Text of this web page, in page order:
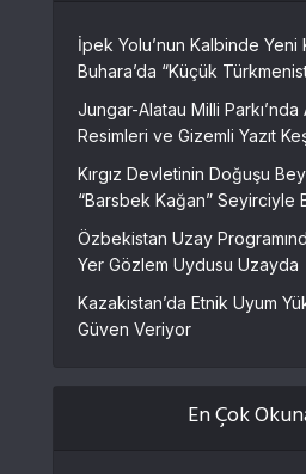
İpek Yolu’nun Kalbinde Yeni
Buhara’da “Küçük
Jungar-Alatau Milli Parkı’nda
Resimleri ve Gizemli Yazıt
Kırgız Devletinin Doğuşu
“Barsbek Kağan” Seyirciyle
Özbekistan Uzay
Yer Gözlem Uydusu Uzayda
Kazakistan’da Etnik Uyum
Güven Veriyor
En Çok